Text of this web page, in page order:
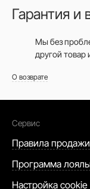
Гарантия и
Мы без
другой товар
О возврате
Сервис
Правила продажи
Программа
Настройка cookie